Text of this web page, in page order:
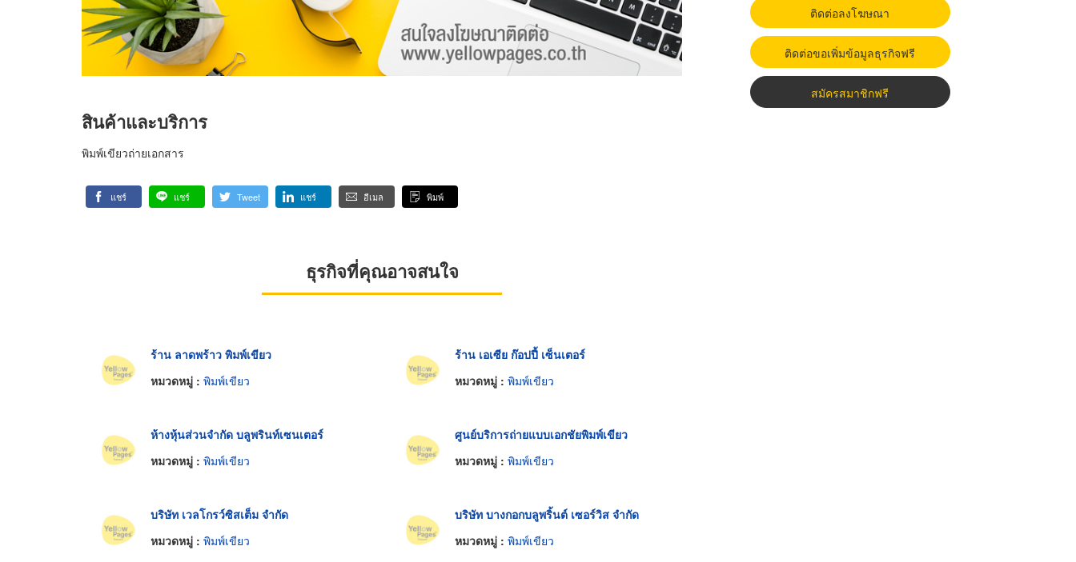
สินค้าและบริการ
พิมพ์เขียวถ่ายเอกสาร
แชร์ แชร์ Tweet แชร์ อีเมล พิมพ์
ธุรกิจที่คุณอาจสนใจ
ร้าน ลาดพร้าว พิมพ์เขียว
หมวดหมู่ : พิมพ์เขียว
ร้าน เอเซีย ก๊อปปี้ เซ็นเตอร์
หมวดหมู่ : พิมพ์เขียว
ห้างหุ้นส่วนจำกัด บลูพรินท์เซนเตอร์
หมวดหมู่ : พิมพ์เขียว
ศูนย์บริการถ่ายแบบเอกชัยพิมพ์เขียว
หมวดหมู่ : พิมพ์เขียว
บริษัท เวลโกรว์ซิสเต็ม จำกัด
หมวดหมู่ : พิมพ์เขียว
บริษัท บางกอกบลูพริ้นต์ เซอร์วิส จำกัด
หมวดหมู่ : พิมพ์เขียว
ติดต่อลงโฆษณา
ติดต่อขอเพิ่มข้อมูลธุรกิจฟรี
สมัครสมาชิกฟรี